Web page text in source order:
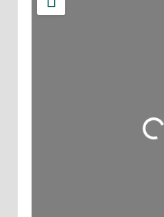
Wird geladen …